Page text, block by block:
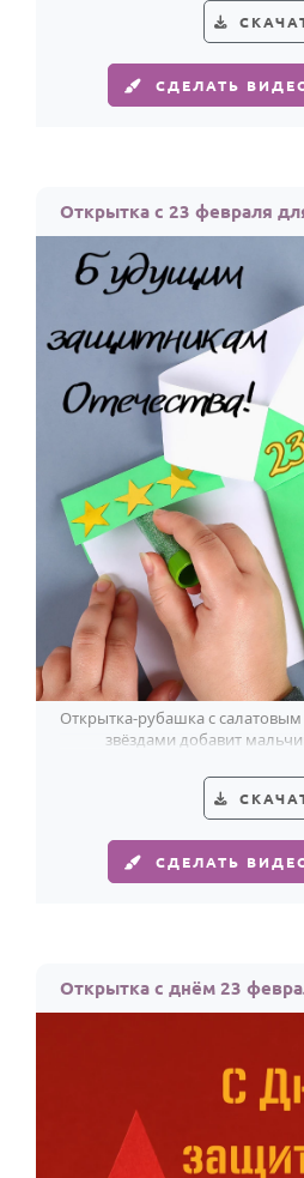
СДЕЛАТЬ
Открытка с 23 февраля
Открытка-рубашка с
звёздами добавит
СДЕЛАТЬ
Открытка с днём 23